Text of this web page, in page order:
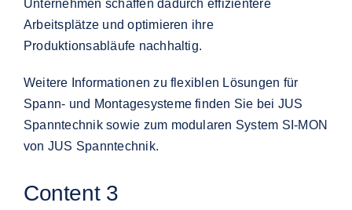
Unternehmen schaffen dadurch effizientere
Arbeitsplätze und optimieren ihre
Produktionsabläufe nachhaltig.
Weitere Informationen zu flexiblen Lösungen für
Spann- und Montagesysteme finden Sie bei JUS
Spanntechniksowie zum modularen System SI-MON
von JUS Spanntechnik.
Content 3